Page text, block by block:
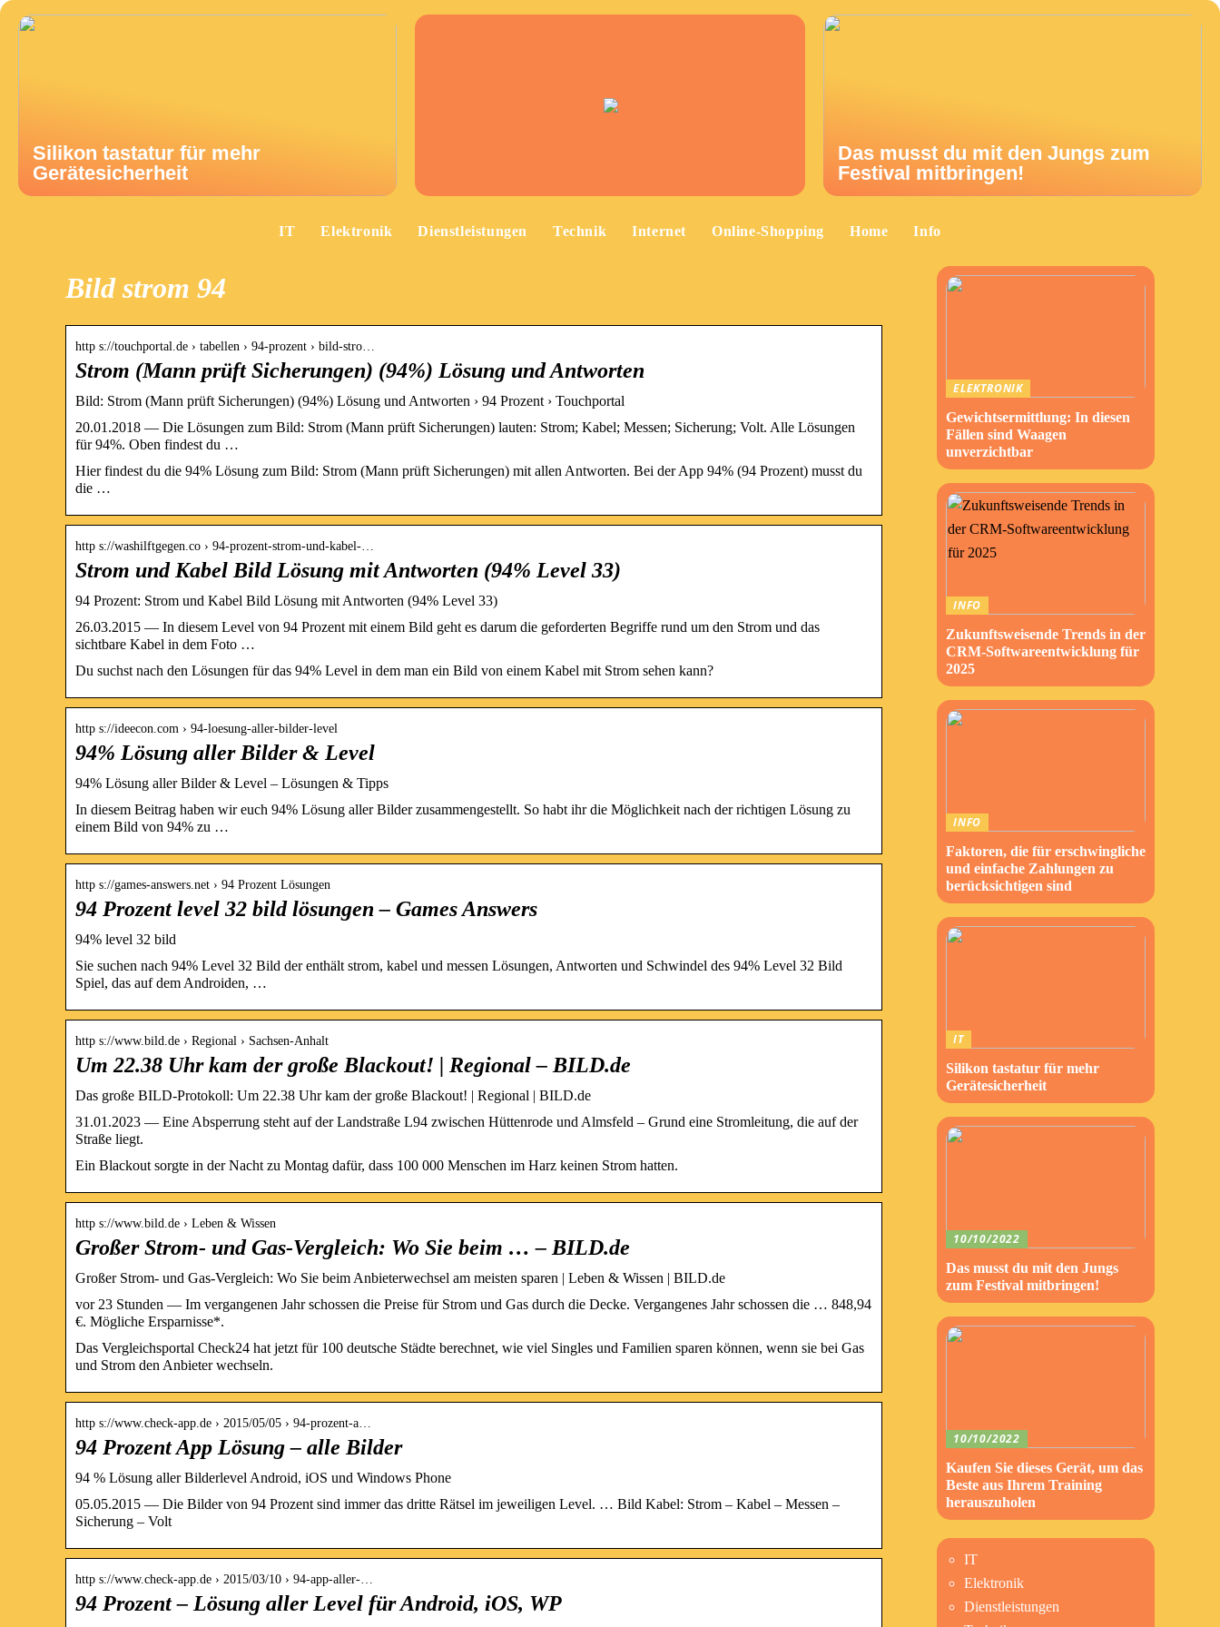
Silikon tastatur für mehr
Gerätesicherheit
Das musst du mit den Jungs zum
Festival mitbringen!
IT Elektronik Dienstleistungen Technik Internet Online-Shopping Home Info
Bild strom 94
http s://touchportal.de › tabellen › 94-prozent › bild-stro…
Strom (Mann prüft Sicherungen) (94%) Lösung und Antworten
Bild: Strom (Mann prüft Sicherungen) (94%) Lösung und Antworten › 94 Prozent › Touchportal
20.01.2018 — Die Lösungen zum Bild: Strom (Mann prüft Sicherungen) lauten: Strom; Kabel; Messen; Sicherung; Volt. Alle Lösungen
für 94%. Oben findest du …
Hier findest du die 94% Lösung zum Bild: Strom (Mann prüft Sicherungen) mit allen Antworten. Bei der App 94% (94 Prozent) musst du
die …
http s://washilftgegen.co › 94-prozent-strom-und-kabel-…
Strom und Kabel Bild Lösung mit Antworten (94% Level 33)
94 Prozent: Strom und Kabel Bild Lösung mit Antworten (94% Level 33)
26.03.2015 — In diesem Level von 94 Prozent mit einem Bild geht es darum die geforderten Begriffe rund um den Strom und das
sichtbare Kabel in dem Foto …
Du suchst nach den Lösungen für das 94% Level in dem man ein Bild von einem Kabel mit Strom sehen kann?
http s://ideecon.com › 94-loesung-aller-bilder-level
94% Lösung aller Bilder & Level
94% Lösung aller Bilder & Level – Lösungen & Tipps
In diesem Beitrag haben wir euch 94% Lösung aller Bilder zusammengestellt. So habt ihr die Möglichkeit nach der richtigen Lösung zu
einem Bild von 94% zu …
http s://games-answers.net › 94 Prozent Lösungen
94 Prozent level 32 bild lösungen – Games Answers
94% level 32 bild
Sie suchen nach 94% Level 32 Bild der enthält strom, kabel und messen Lösungen, Antworten und Schwindel des 94% Level 32 Bild
Spiel, das auf dem Androiden, …
http s://www.bild.de › Regional › Sachsen-Anhalt
Um 22.38 Uhr kam der große Blackout! | Regional – BILD.de
Das große BILD-Protokoll: Um 22.38 Uhr kam der große Blackout! | Regional | BILD.de
31.01.2023 — Eine Absperrung steht auf der Landstraße L94 zwischen Hüttenrode und Almsfeld – Grund eine Stromleitung, die auf der
Straße liegt.
Ein Blackout sorgte in der Nacht zu Montag dafür, dass 100 000 Menschen im Harz keinen Strom hatten.
http s://www.bild.de › Leben & Wissen
Großer Strom- und Gas-Vergleich: Wo Sie beim … – BILD.de
Großer Strom- und Gas-Vergleich: Wo Sie beim Anbieterwechsel am meisten sparen | Leben & Wissen | BILD.de
vor 23 Stunden — Im vergangenen Jahr schossen die Preise für Strom und Gas durch die Decke. Vergangenes Jahr schossen die … 848,94
€. Mögliche Ersparnisse*.
Das Vergleichsportal Check24 hat jetzt für 100 deutsche Städte berechnet, wie viel Singles und Familien sparen können, wenn sie bei Gas
und Strom den Anbieter wechseln.
http s://www.check-app.de › 2015/05/05 › 94-prozent-a…
94 Prozent App Lösung – alle Bilder
94 % Lösung aller Bilderlevel Android, iOS und Windows Phone
05.05.2015 — Die Bilder von 94 Prozent sind immer das dritte Rätsel im jeweiligen Level. … Bild Kabel: Strom – Kabel – Messen –
Sicherung – Volt
http s://www.check-app.de › 2015/03/10 › 94-app-aller-…
94 Prozent – Lösung aller Level für Android, iOS, WP
ELEKTRONIK
Gewichtsermittlung: In diesen
Fällen sind Waagen
unverzichtbar
INFO
Zukunftsweisende Trends in der
CRM-Softwareentwicklung für
2025
INFO
Faktoren, die für erschwingliche
und einfache Zahlungen zu
berücksichtigen sind
IT
Silikon tastatur für mehr
Gerätesicherheit
10/10/2022
Das musst du mit den Jungs
zum Festival mitbringen!
10/10/2022
Kaufen Sie dieses Gerät, um das
Beste aus Ihrem Training
herauszuholen
IT
Elektronik
Dienstleistungen